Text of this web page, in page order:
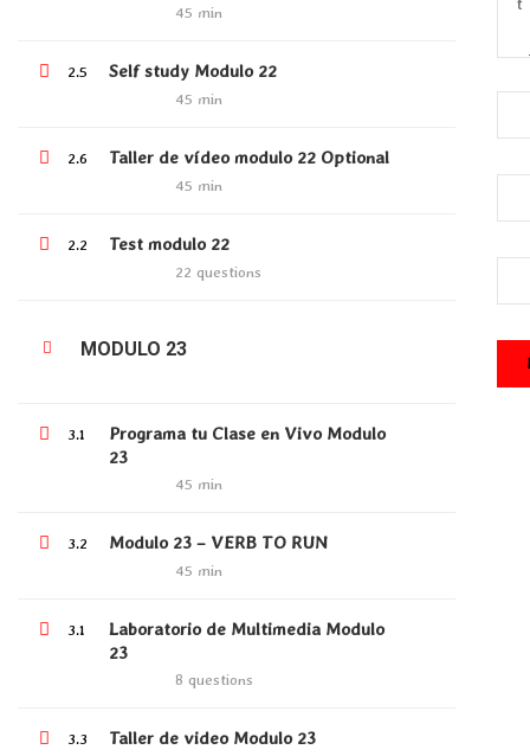
45 min
2.5 Self study Modulo 22
45 min
2.6 Taller de vídeo modulo 22 Optional
45 min
2.2 Test modulo 22
22 questions
MODULO 23
3.1
Programa tu Clase en Vivo Modulo
23
45 min
3.2 Modulo 23 – VERB TO RUN
45 min
3.1
Laboratorio de Multimedia Modulo
23
8 questions
3.3 Taller de video Modulo 23
Facebook Instagram
COMPANY
Blog
Become a Teacher
LINKS